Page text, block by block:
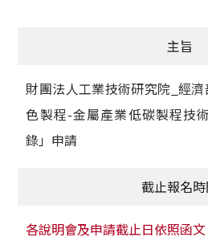
其他
主旨
財團法人工業技術研究院_經
色製程-金屬產業低碳製程技
錄」申請
截止報名
各說明會及申請截止日依照函文